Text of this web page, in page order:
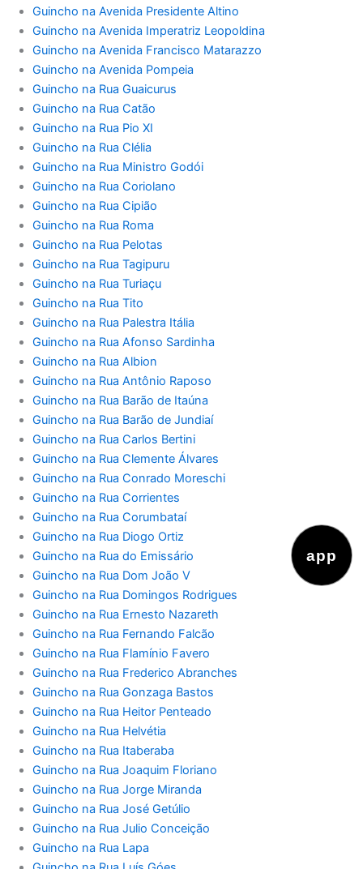
app
Guincho na Avenida Presidente Altino
Guincho na Avenida Imperatriz Leopoldina
Guincho na Avenida Francisco Matarazzo
Guincho na Avenida Pompeia
Guincho na Rua Guaicurus
Guincho na Rua Catão
Guincho na Rua Pio XI
Guincho na Rua Clélia
Guincho na Rua Ministro Godói
Guincho na Rua Coriolano
Guincho na Rua Cipião
Guincho na Rua Roma
Guincho na Rua Pelotas
Guincho na Rua Tagipuru
Guincho na Rua Turiaçu
Guincho na Rua Tito
Guincho na Rua Palestra Itália
Guincho na Rua Afonso Sardinha
Guincho na Rua Albion
Guincho na Rua Antônio Raposo
Guincho na Rua Barão de Itaúna
Guincho na Rua Barão de Jundiaí
Guincho na Rua Carlos Bertini
Guincho na Rua Clemente Álvares
Guincho na Rua Conrado Moreschi
Guincho na Rua Corrientes
Guincho na Rua Corumbataí
Guincho na Rua Diogo Ortiz
Guincho na Rua do Emissário
Guincho na Rua Dom João V
Guincho na Rua Domingos Rodrigues
Guincho na Rua Ernesto Nazareth
Guincho na Rua Fernando Falcão
Guincho na Rua Flamínio Favero
Guincho na Rua Frederico Abranches
Guincho na Rua Gonzaga Bastos
Guincho na Rua Heitor Penteado
Guincho na Rua Helvétia
Guincho na Rua Itaberaba
Guincho na Rua Joaquim Floriano
Guincho na Rua Jorge Miranda
Guincho na Rua José Getúlio
Guincho na Rua Julio Conceição
Guincho na Rua Lapa